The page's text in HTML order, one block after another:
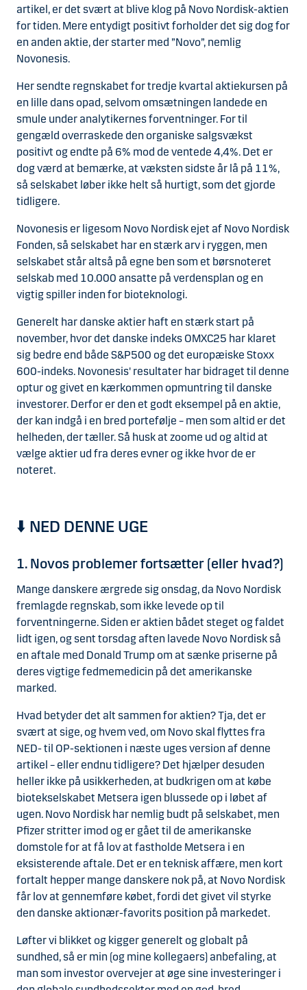
artikel, er det svært at blive klog på Novo Nordisk-aktien
for tiden. Mere entydigt positivt forholder det sig dog for
en anden aktie, der starter med ”Novo”, nemlig
Novonesis.
Her sendte regnskabet for tredje kvartal aktiekursen på
en lille dans opad, selvom omsætningen landede en
smule under analytikernes forventninger. For til
gengæld overraskede den organiske salgsvækst
positivt og endte på 6% mod de ventede 4,4%. Det er
dog værd at bemærke, at væksten sidste år lå på 11%,
så selskabet løber ikke helt så hurtigt, som det gjorde
tidligere.
Novonesis er ligesom Novo Nordisk ejet af Novo Nordisk
Fonden, så selskabet har en stærk arv i ryggen, men
selskabet står altså på egne ben som et børsnoteret
selskab med 10.000 ansatte på verdensplan og en
vigtig spiller inden for bioteknologi.
Generelt har danske aktier haft en stærk start på
november, hvor det danske indeks OMXC25 har klaret
sig bedre end både S&P500 og det europæiske Stoxx
600-indeks. Novonesis' resultater har bidraget til denne
optur og givet en kærkommen opmuntring til danske
investorer. Derfor er den et godt eksempel på en aktie,
der kan indgå i en bred portefølje – men som altid er det
helheden, der tæller. Så husk at zoome ud og altid at
vælge aktier ud fra deres evner og ikke hvor de er
noteret.
⬇️ NED DENNE UGE
1. Novos problemer fortsætter (eller hvad?)
Mange danskere ærgrede sig onsdag, da Novo Nordisk
fremlagde regnskab, som ikke levede op til
forventningerne. Siden er aktien bådet steget og faldet
lidt igen, og sent torsdag aften lavede Novo Nordisk så
en aftale med Donald Trump om at sænke priserne på
deres vigtige fedmemedicin på det amerikanske
marked.
Hvad betyder det alt sammen for aktien? Tja, det er
svært at sige, og hvem ved, om Novo skal flyttes fra
NED- til OP-sektionen i næste uges version af denne
artikel – eller endnu tidligere? Det hjælper desuden
heller ikke på usikkerheden, at budkrigen om at købe
biotekselskabet Metsera igen blussede op i løbet af
ugen. Novo Nordisk har nemlig budt på selskabet, men
Pfizer stritter imod og er gået til de amerikanske
domstole for at få lov at fastholde Metsera i en
eksisterende aftale. Det er en teknisk affære, men kort
fortalt hepper mange danskere nok på, at Novo Nordisk
får lov at gennemføre købet, fordi det givet vil styrke
den danske aktionær-favorits position på markedet.
Løfter vi blikket og kigger generelt og globalt på
sundhed, så er min (og mine kollegaers) anbefaling, at
man som investor overvejer at øge sine investeringer i